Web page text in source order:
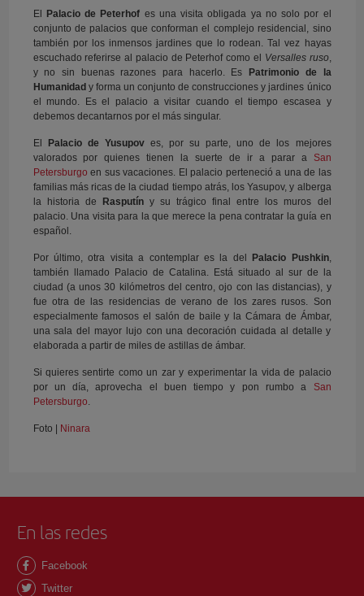
El Palacio de Peterhof es una visita obligada ya no solo por el
conjunto de palacios que conforman el complejo residencial, sino
también por los inmensos jardines que lo rodean. Tal vez hayas
escuchado referirse al palacio de Peterhof como el Versalles ruso,
y no sin buenas razones para hacerlo. Es
Patrimonio de la
Humanidad y forma un conjunto de construcciones y jardines único
el mundo. Es el palacio a visitar cuando el tiempo escasea y
debemos decantarnos por el más singular.
El Palacio de Yusupoves, por su parte, uno de los mejores
valorados por quienes tienen la suerte de ir a parar a
San
Petersburgo en sus vacaciones. El palacio perteneció a una de las
familias más ricas de la ciudad tiempo atrás, los Yasupov, y alberga
la historia de Rasputíny su trágico final entre los muros del
palacio. Una visita para la que merece la pena contratar la guía en
español.
Por último, otra visita a contemplar es la del Palacio Pushkin,
también llamado Palacio de Catalina. Está situado al sur de la
ciudad (a unos 30 kilómetros del centro, ojo con las distancias), y
fue otra de las residencias de verano de los zares rusos. Son
especialmente famosos el salón de baile y la Cámara de Ámbar,
una sala del mayor lujo con una decoración cuidada al detalle y
elaborada a partir de miles de astillas de ámbar.
Si quieres sentirte como un zar y experimentar la vida de palacio
por un día, aprovecha el buen tiempo y pon rumbo a
San
Petersburgo.
Foto | Ninara
En las redes
Facebook
Twitter